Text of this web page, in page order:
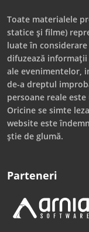
Toate materialele
statice și filme)
luate în
difuzează
ale evenimentelor,
de-a dreptul
persoane reale
Oricine se simte
website este
știe de glumă.
Parteneri